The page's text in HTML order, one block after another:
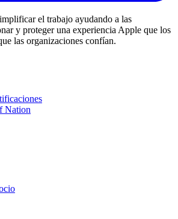
el trabajo ayudando a las
y proteger una experiencia Apple que los
las organizaciones confían.
Nation